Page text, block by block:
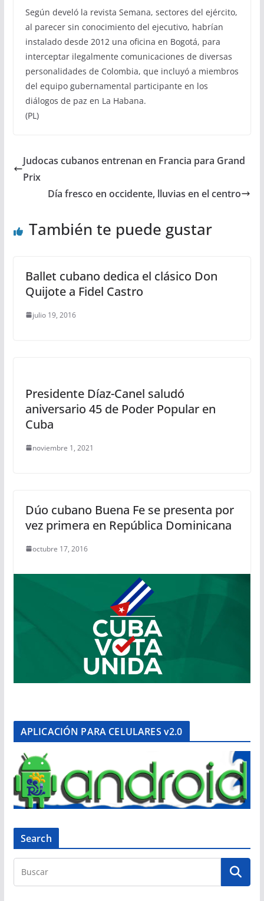
Según develó la revista Semana, sectores del ejército,
al parecer sin conocimiento del ejecutivo, habrían
instalado desde 2012 una oficina en Bogotá, para
interceptar ilegalmente comunicaciones de diversas
personalidades de Colombia, que incluyó a miembros
del equipo gubernamental participante en los
diálogos de paz en La Habana.
(PL)
Judocas cubanos entrenan en Francia para Grand
Prix
Día fresco en occidente, lluvias en el centro
También te puede gustar
Ballet cubano dedica el clásico Don
Quijote a Fidel Castro
julio 19, 2016
Presidente Díaz-Canel saludó
aniversario 45 de Poder Popular en
Cuba
noviembre 1, 2021
Dúo cubano Buena Fe se presenta por
vez primera en República Dominicana
octubre 17, 2016
APLICACIÓN PARA CELULARES v2.0
Search